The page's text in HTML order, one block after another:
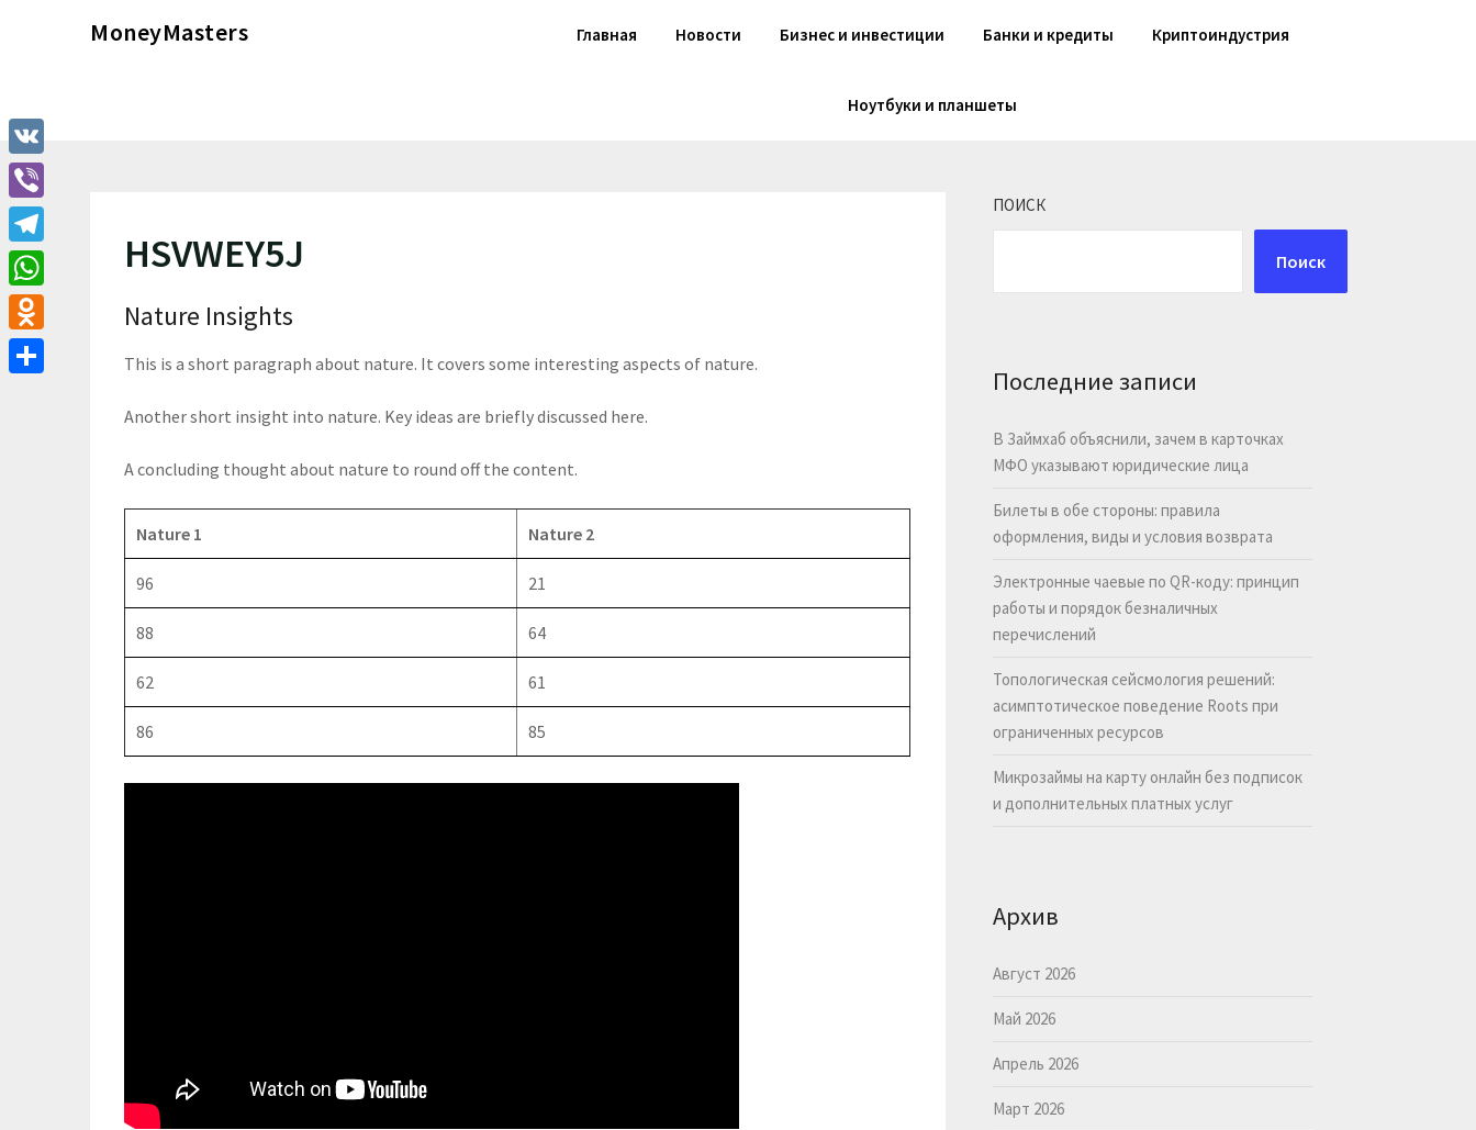
MoneyMasters Главная Новости Бизнес и инвестиции Банки и кредиты Криптоиндустрия
Ноутбуки и планшеты
HSVWEY5J
Nature Insights
This is a short paragraph about nature. It covers some interesting aspects of nature.
Another short insight into nature. Key ideas are briefly discussed here.
A concluding thought about nature to round off the content.
Nature 1 Nature 2
96 21
88 64
62 61
86 85
ПОИСК
Поиск
Последние записи
В Займхаб объяснили, зачем в карточках
МФО указывают юридические лица
Билеты в обе стороны: правила
оформления, виды и условия возврата
Электронные чаевые по QR-коду: принцип
работы и порядок безналичных
перечислений
Топологическая сейсмология решений:
асимптотическое поведение Roots при
ограниченных ресурсов
Микрозаймы на карту онлайн без подписок
и дополнительных платных услуг
Архив
Август 2026
Май 2026
Апрель 2026
Март 2026
VK
Viber
Telegram
WhatsApp
Odnoklassniki